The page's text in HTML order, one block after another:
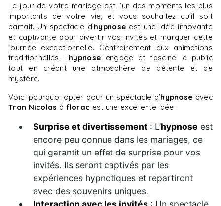
Le jour de votre mariage est l’un des moments les plus
importants de votre vie, et vous souhaitez qu'il soit
parfait. Un spectacle d’hypnose est une idée innovante
et captivante pour divertir vos invités et marquer cette
journée exceptionnelle. Contrairement aux animations
traditionnelles, l’hypnose engage et fascine le public
tout en créant une atmosphère de détente et de
mystère.
Voici pourquoi opter pour un spectacle d’hypnose avec
Tran Nicolas à florac est une excellente idée :
Surprise et divertissement : L’hypnose est
encore peu connue dans les mariages, ce
qui garantit un effet de surprise pour vos
invités. Ils seront captivés par les
expériences hypnotiques et repartiront
avec des souvenirs uniques.
Interaction avec les invités : Un spectacle